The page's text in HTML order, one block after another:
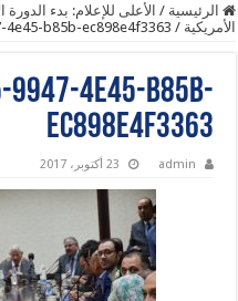
الرئيسية / الأعلى للإعلام: بدء
الأمريكية /
4e45-b85b-ec898e4f3363
9947-4e45-b85b-
ec898e4f3363
admin 23 أكتوبر، 2017